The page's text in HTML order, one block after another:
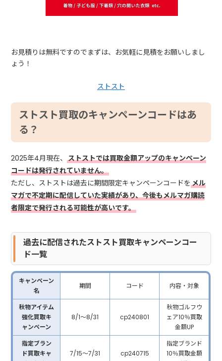
お見積りは無料ですのでまずは、お気軽に見積をお願いしまし
ょう！
ストスト
ストスト買取のキャンペーンコードはあ
る？
2025年4月現在、ストストでは買取金額アップのキャンペーン
コードは発行されていません。
ただし、ストストは過去に期間限定キャンペーンコードをメル
マガで不定期に配信していた実績があり、今後もメルマガ購読
者限定で発行される可能性が高いです。
過去に配信されたストスト買取キャンペーンコー
ド一覧
キャンペーン
名
期間 コード 内容・対象
秋物アイテム
強化買取キ
ャンペーン
8/1～8/31 cp240801
秋物ゴルフウ
ェア10％買取
金額UP
指定ブラン
ド買取キャ
7/15～7/31 cp240715
指定ブランド
10％買取金額